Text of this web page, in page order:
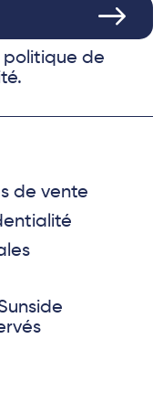
politique de
de vente